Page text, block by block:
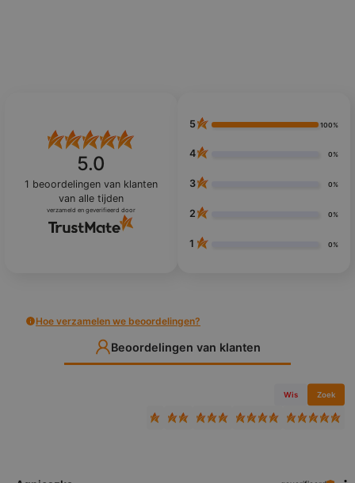
5.0
1 beoordelingen van klanten
van alle tijden
verzameld en geverifieerd door
5 100%
4 0%
3 0%
2 0%
1 0%
Hoe verzamelen we beoordelingen?
Beoordelingen van klanten
Wis Zoek